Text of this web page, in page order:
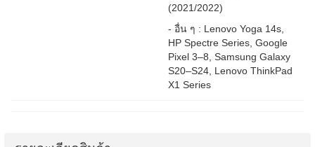
(2021/2022)
- อื่น ๆ : Lenovo Yoga 14s,
HP Spectre Series, Google
Pixel 3–8, Samsung Galaxy
S20–S24, Lenovo ThinkPad
X1 Series